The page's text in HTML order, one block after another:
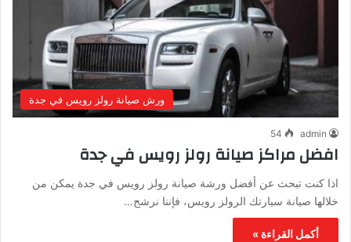
ورش صيانة رولز رويس في جدة
admin
54
افضل مراكز صيانة رولز رويس في جدة
اذا كنت تبحث عن أفضل ورشة صيانة رولز رويس في جدة يمكن من
خلالها صيانة سيارتك الرولز رويس، فإننا نرشح…
أكمل القراءة »